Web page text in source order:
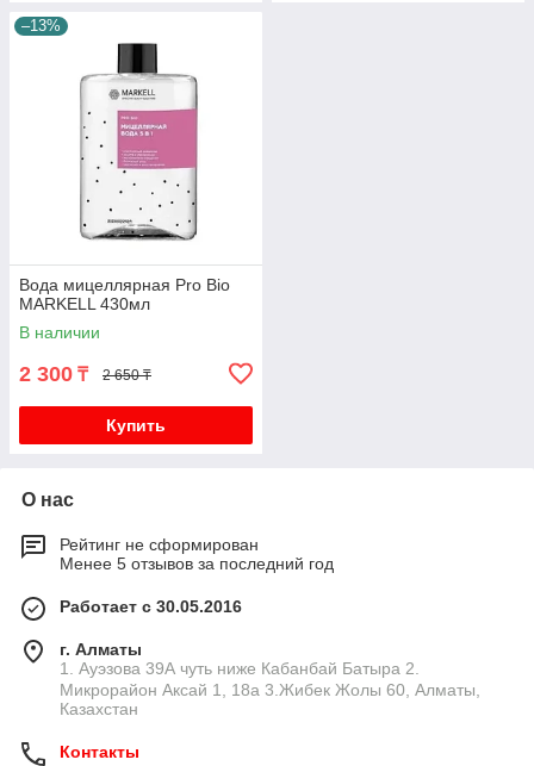
–13%
Вода мицеллярная Pro Bio
MARKELL 430мл
В наличии
2 300 ₸ 2 650 ₸
Купить
О нас
Рейтинг не сформирован
Менее 5 отзывов за последний год
Работает с 30.05.2016
г. Алматы
1. Ауэзова 39А чуть ниже Кабанбай Батыра ㅤㅤㅤㅤㅤㅤㅤㅤㅤㅤㅤㅤㅤㅤ2. ​
Микрорайон Аксай 1, 18а 3.Жибек Жолы 60, Алматы,
Казахстан
Контакты